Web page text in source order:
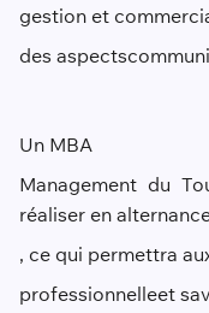
gestion et
des aspects
Un MBA
Management du
réaliser en
, ce qui permettra
professionnelleet